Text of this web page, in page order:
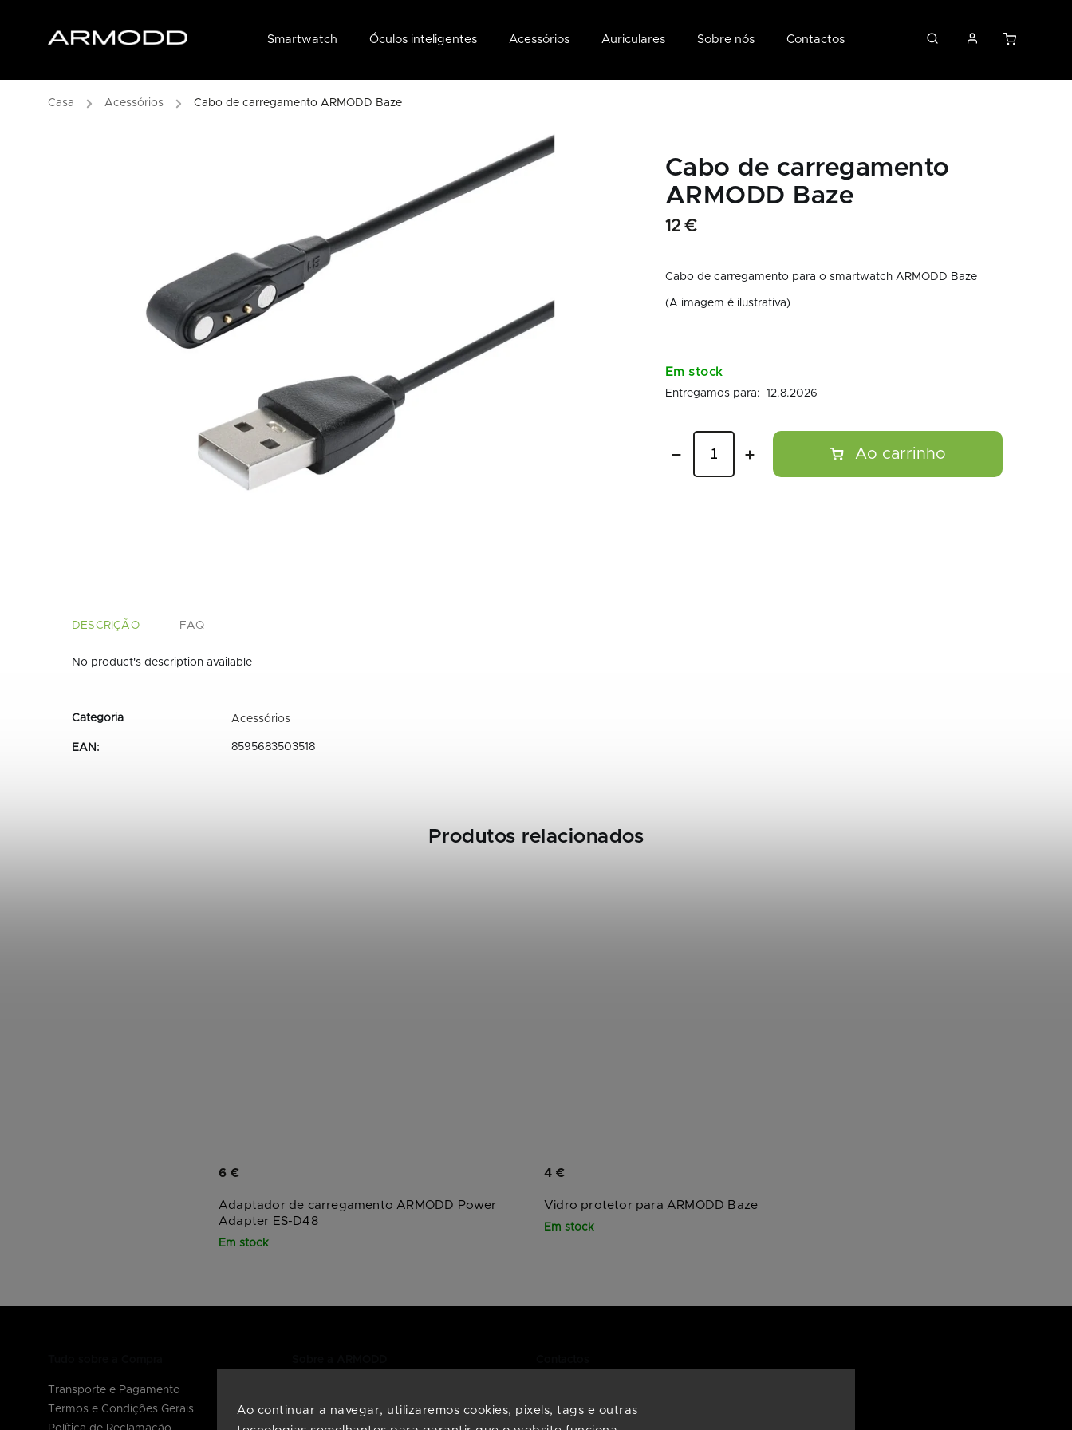
Ao continuar a navegar, utilizaremos cookies, pixels, tags e outras
Smartwatch Óculos inteligentes Acessórios Auriculares Sobre nós Contactos
/ Acessórios / Cabo de carregamento ARMODD Baze
Cabo de carregamento
ARMODD Baze
12 €
Cabo de carregamento para o smartwatch ARMODD Baze
(A imagem é ilustrativa)
Em stock
12.8.2026
DESCRIÇÃO FAQ
No product's description available
Acessórios
EAN : 8595683503518
Produtos relacionados
Adaptador de carregamento ARMODD Power
Adapter ES-D48
Em stock
6 €
Vidro protetor para ARMODD Baze
Em stock
4 €
Transporte e Pagamento
Termos e Condições Gerais
Perguntas Frequentes
smartwatches? Entre em contacto
connosco, estamos aqui para si.